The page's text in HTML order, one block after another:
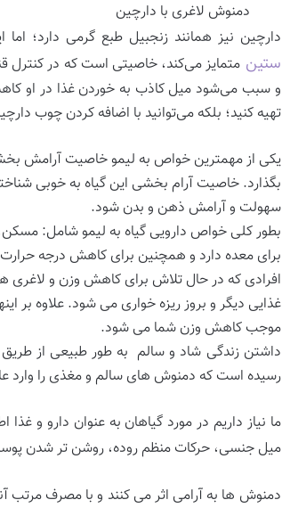
دمنوش لاغری با دارچین
دارچین نیز همانند زنجبیل طبع گرمی دارد؛
ستین متمایز می‌کند، خاصیتی است که در کنترل
و سبب می‌شود میل کاذب به خوردن غذا در او
تهیه کنید؛ بلکه می‌توانید با اضافه کردن چوب
یکی از مهمترین خواص به لیمو خاصیت آرامش بخش
بگذارد. خاصیت آرام بخشی این گیاه به خوبی
سهولت و آرامش ذهن و بدن شود.
بطور کلی خواص دارویی گیاه به لیمو شامل:
برای معده دارد و همچنین برای کاهش درجه
افرادی که در حال تلاش برای کاهش وزن و لاغری
غذایی دیگر و بروز ریزه خواری می شود. علاوه
موجب کاهش وزن شما می شود.
داشتن زندگی شاد و سالم به طور طبیعی از
رسیده است که دمنوش های سالم و مغذی را وارد
ما نیاز داریم در مورد گیاهان به عنوان دارو و
میل جنسی، حرکات منظم روده، روشن تر شدن
دمنوش ها به آرامی اثر می کنند و با مصرف مرتب